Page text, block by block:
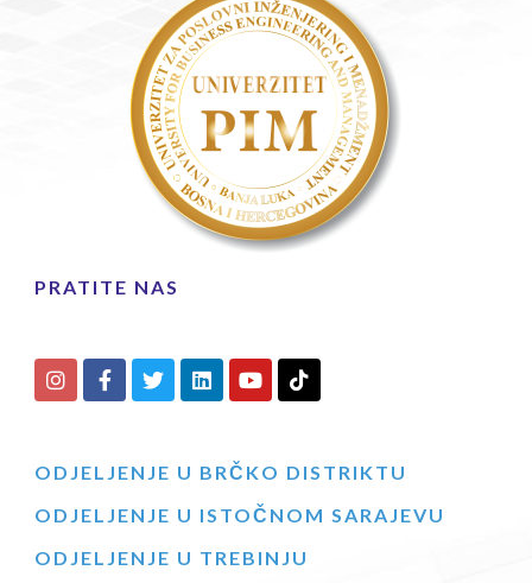
PRATITE NAS
ODJELJENJE U BRČKO DISTRIKTU
ODJELJENJE U ISTOČNOM SARAJEVU
ODJELJENJE U TREBINJU